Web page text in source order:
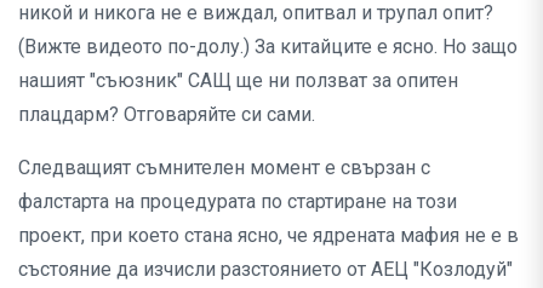
никой и никога не е виждал, опитвал и трупал опит?
(Вижте видеото по-долу.) За китайците е ясно. Но защо
нашият "съюзник" САЩ ще ни ползват за опитен
плацдарм? Отговаряйте си сами.
Следващият съмнителен момент е свързан с
фалстарта на процедурата по стартиране на този
проект, при което стана ясно, че ядрената мафия не е в
състояние да изчисли разстоянието от АЕЦ "Козлодуй"